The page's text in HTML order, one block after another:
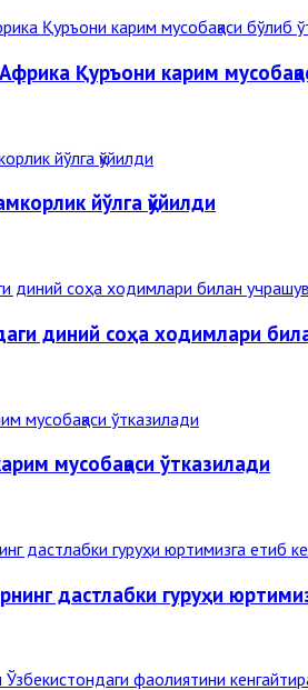
Қуръони карим
йўлга қўйилди
диний соҳа ходимлари
мусобақаси ўтказилади
дастлабки гуруҳи